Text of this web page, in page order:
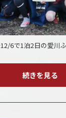
6で1泊2日の愛川
続きを見る